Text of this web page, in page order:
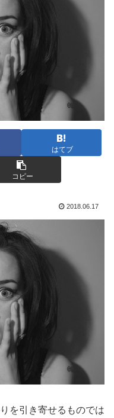
はてブ
コピー
2018.06.17
を引き寄せるものでは